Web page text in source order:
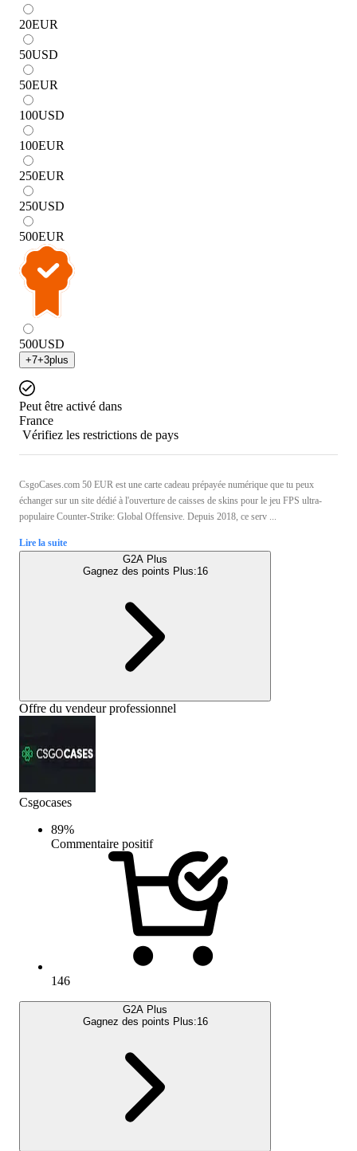
20EUR
50USD
50EUR
100USD
100EUR
250EUR
250USD
500EUR
500USD
+7+3plus
Peut être activé dans
France
Vérifiez les restrictions de pays
CsgoCases.com 50 EUR est une carte cadeau prépayée numérique que tu peux
échanger sur un site dédié à l'ouverture de caisses de skins pour le jeu FPS ultra-
populaire Counter-Strike: Global Offensive. Depuis 2018, ce serv ...
Lire la suite
G2A Plus
Gagnez des points Plus:16
Offre du vendeur professionnel
Csgocases
89%
Commentaire positif
146
G2A Plus
Gagnez des points Plus:16